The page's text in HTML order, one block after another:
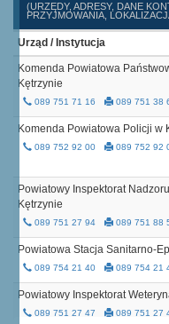
(URZĘDY, ADRESY, DANE
PRZYJMOWANIA,
Urząd / Instytucja
Komenda Powiatowa
Kętrzynie
089 751 71 16 089 751 38
Komenda Powiatowa Policji w
089 752 92 00 089 752 92
Powiatowy Inspektorat
Kętrzynie
089 751 27 94 089 751 88
Powiatowa Stacja Sanitarno-
089 754 21 40 089 754 21
Powiatowy Inspektorat
089 751 27 47 089 751 27